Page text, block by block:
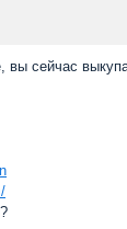
вы сейчас